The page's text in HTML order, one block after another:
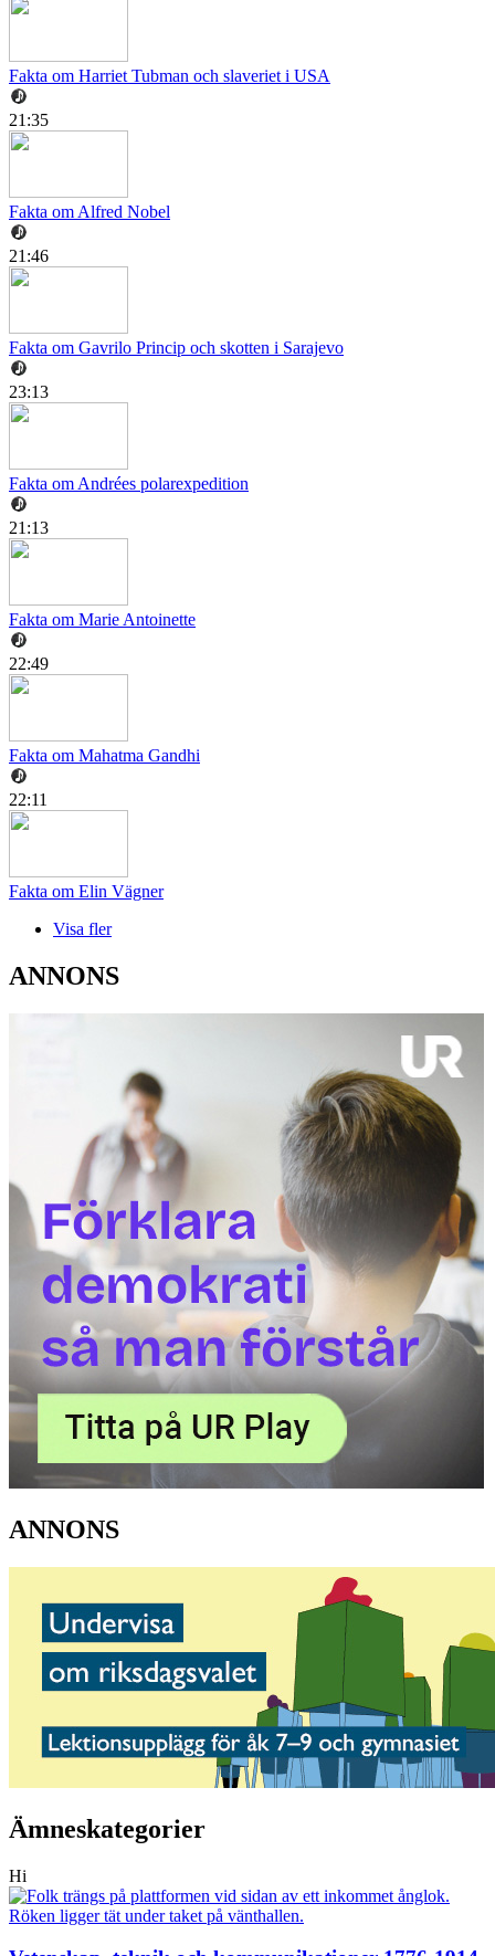
Fakta om Harriet Tubman och slaveriet i USA
21:35
Fakta om Alfred Nobel
21:46
Fakta om Gavrilo Princip och skotten i Sarajevo
23:13
Fakta om Andrées polarexpedition
21:13
Fakta om Marie Antoinette
22:49
Fakta om Mahatma Gandhi
22:11
Fakta om Elin Vägner
Visa fler
ANNONS
ANNONS
Ämneskategorier
Hi